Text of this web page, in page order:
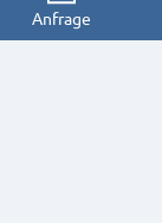
Anfrage